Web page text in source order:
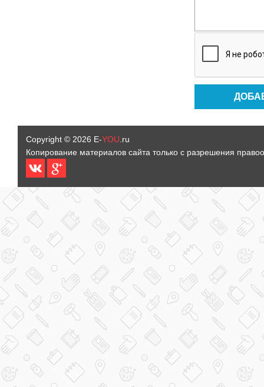
Copyright © 2026 E-YOU .ru
Копирование материалов сайта только с разрешения